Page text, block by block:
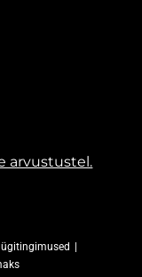
arvustustel.